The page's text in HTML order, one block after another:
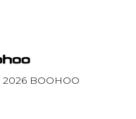
2026 BOOHOO